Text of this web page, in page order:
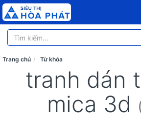
Trang chủ Từ khóa
tranh dán
mica 3d